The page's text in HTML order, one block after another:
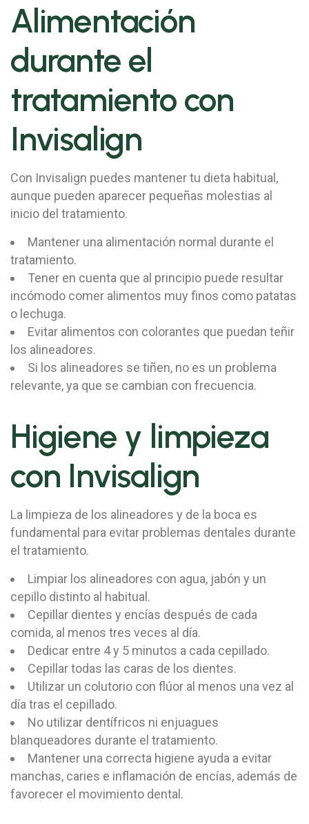
Alimentación
durante el
tratamiento con
Invisalign
Con Invisalign puedes mantener tu dieta habitual,
aunque pueden aparecer pequeñas molestias al
inicio del tratamiento.
Mantener una alimentación normal durante el
tratamiento.
Tener en cuenta que al principio puede resultar
incómodo comer alimentos muy finos como patatas
o lechuga.
Evitar alimentos con colorantes que puedan teñir
los alineadores.
Si los alineadores se tiñen, no es un problema
relevante, ya que se cambian con frecuencia.
Higiene y limpieza
con Invisalign
La limpieza de los alineadores y de la boca es
fundamental para evitar problemas dentales durante
el tratamiento.
Limpiar los alineadores con agua, jabón y un
cepillo distinto al habitual.
Cepillar dientes y encías después de cada
comida, al menos tres veces al día.
Dedicar entre 4 y 5 minutos a cada cepillado.
Cepillar todas las caras de los dientes.
Utilizar un colutorio con flúor al menos una vez al
día tras el cepillado.
No utilizar dentífricos ni enjuagues
blanqueadores durante el tratamiento.
Mantener una correcta higiene ayuda a evitar
manchas, caries e inflamación de encías, además de
favorecer el movimiento dental.